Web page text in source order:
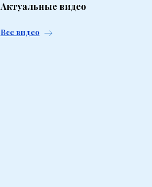
Актуальные видео
Все видео